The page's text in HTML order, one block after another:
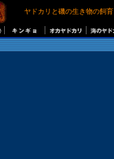
ヤドカリと磯の生き物の飼育